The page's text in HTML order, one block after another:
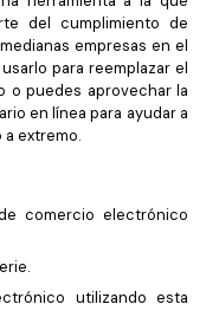
del cumplimiento de
empresas en el
para reemplazar el
o puedes aprovechar la
en línea para ayudar a
extremo.
comercio electrónico
utilizando esta